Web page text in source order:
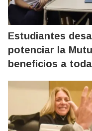
Estudiantes
potenciar la
beneficios a